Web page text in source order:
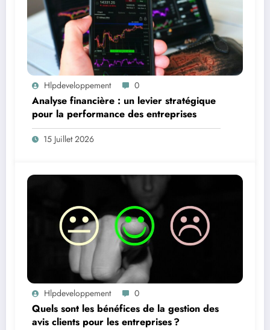
Hlpdeveloppement 0
Analyse financière : un levier stratégique
pour la performance des entreprises
15 Juillet 2026
Hlpdeveloppement 0
Quels sont les bénéfices de la gestion des
avis clients pour les entreprises ?